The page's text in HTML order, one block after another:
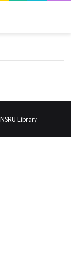
NSRU Library